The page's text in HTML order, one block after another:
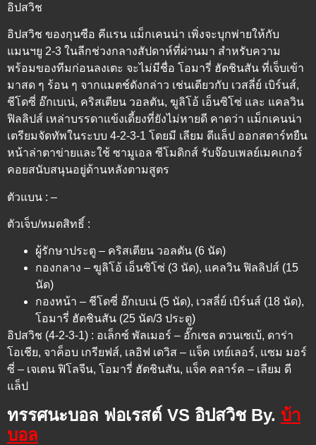
อิปสวิช
อิปสวิช ของกุนซือ คีแรน แม็กเคนน่า เพิ่งจะบุกพ่ายให้กับ
แมนฯยู 2-3 ในลีกช่วงกลางสัปดาห์ที่ผ่านมา สำหรับความ
พร้อมของทีมก่อนลงเตะ จะไม่มีชื่อ โอมารี่ ฮัตชินสัน ที่เจ็บเข้า
มาสด ๆ ร้อน ๆ จากแมตช์ดังกล่าว เช่นเดียวกับ เวสลี่ย์ เบิร์นส์,
ชีโดซี่ อ๊กเบเน่, คริสเตียน วอลตัน, ฆูลิโอ้ เอ็นซิโซ่ และ แคลวิน
ฟิลลิปส์ เหล่าบรรดาแข้งเดี้ยงที่ยังไม่หายดี คาดว่า แม็กเคนน่า
เตรียมจัดทัพในระบบ 4-2-3-1 โดยมี เลียม ดีแล็ป ออกสตาร์ทยืน
หน้าล่าตาข่ายและใช้ ซามูเอล ซีโมดิกส์ รับจ๊อบเพลย์เมคเกอร์
คอยสนับสนุนอยู่ด้านหลังตามสูตร
ตัวแบน : –
ตัวเจ็บ/หมดสิทธิ์ :
ผู้รักษาประตู – คริสเตียน วอลตัน (6 นัด)
กองกลาง – ฆูลิโอ้ เอ็นซิโซ่ (3 นัด), แคลวิน ฟิลลิปส์ (15
นัด)
กองหน้า – ชีโดซี่ อ๊กเบเน่ (5 นัด), เวสลี่ย์ เบิร์นส์ (18 นัด),
โอมารี่ ฮัตชินสัน (25 นัด/3 ประตู)
อิปสวิช (4-2-3-1) : อเล็กซ์ พัลเมอร์ – อั๊กเซล ตวนเซเบ้, ดาร่า
โอเชีย, จาค็อบ เกรียฟส์, เลอิฟ เดวิส – แจ็ค เทย์เลอร์, แซม มอร์
ซี่ – เจเดน ฟิโลจีน, โอมารี่ ฮัตชินสัน, แจ็ค คลาร์ค – เลียม ดี
แล็ป
ทรรศนะบอล ฟอเรสต์ VS อิปสวิช By. บ้า
บอล